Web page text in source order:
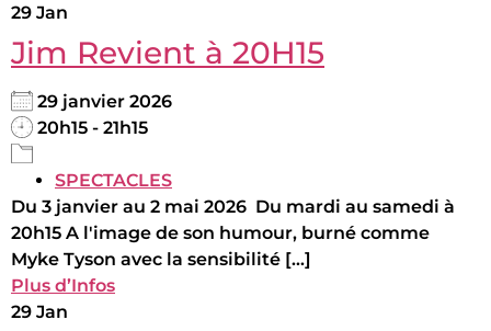
29 Jan
Jim Revient à 20H15
29 janvier 2026
20h15 - 21h15
SPECTACLES
Du 3 janvier au 2 mai 2026 Du mardi au samedi à
20h15 A l'image de son humour, burné comme
Myke Tyson avec la sensibilité [...]
Plus d’Infos
29 Jan